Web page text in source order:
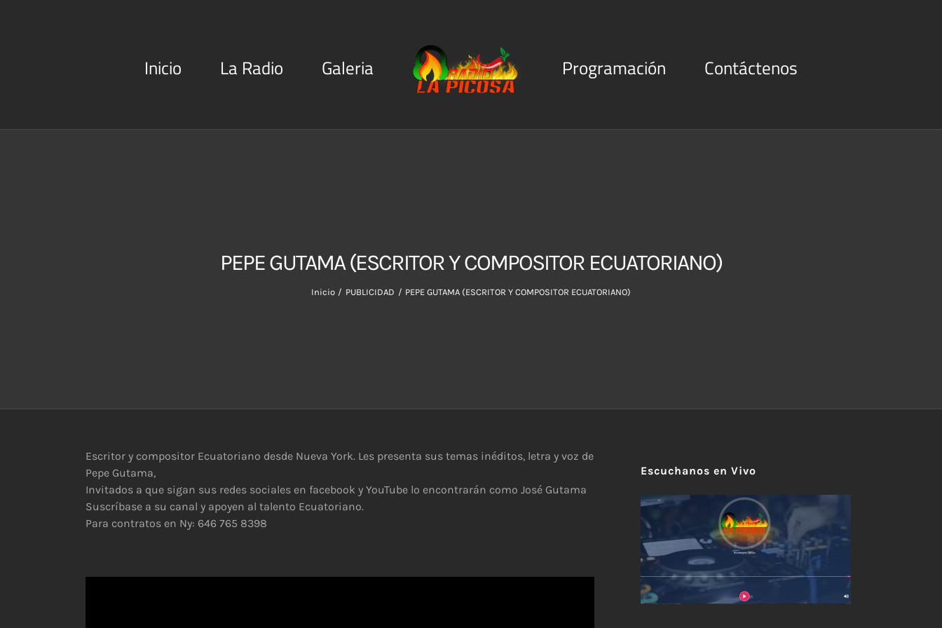
Inicio La Radio Galeria Programación Contáctenos
PEPE GUTAMA (ESCRITOR Y COMPOSITOR ECUATORIANO)
Inicio PUBLICIDAD PEPE GUTAMA (ESCRITOR Y COMPOSITOR ECUATORIANO)
Escritor y compositor Ecuatoriano desde Nueva York. Les presenta sus temas inéditos, letra y voz de
Pepe Gutama,
Invitados a que sigan sus redes sociales en facebook y YouTube lo encontrarán como José Gutama
Suscríbase a su canal y apoyen al talento Ecuatoriano.
Para contratos en Ny: 646 765 8398
Escuchanos en Vivo